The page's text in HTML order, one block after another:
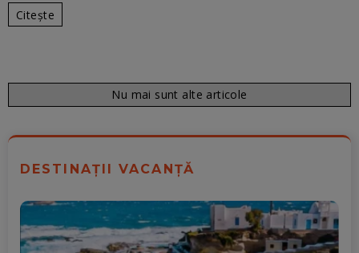
Citește
Nu mai sunt alte articole
DESTINAȚII VACANȚĂ